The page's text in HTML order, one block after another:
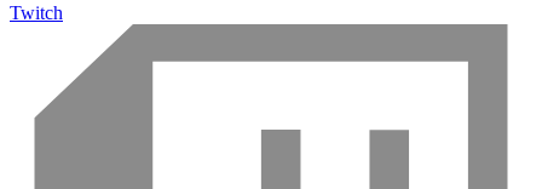
Twitch